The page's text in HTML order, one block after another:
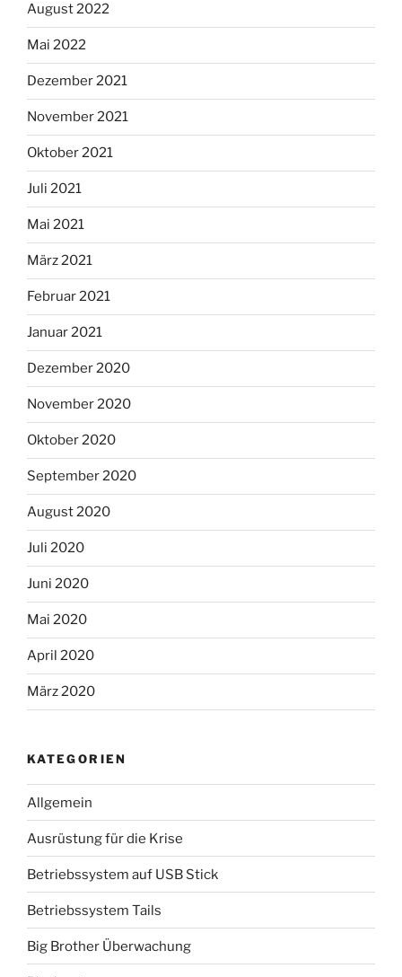
August 2022
Mai 2022
Dezember 2021
November 2021
Oktober 2021
Juli 2021
Mai 2021
März 2021
Februar 2021
Januar 2021
Dezember 2020
November 2020
Oktober 2020
September 2020
August 2020
Juli 2020
Juni 2020
Mai 2020
April 2020
März 2020
KATEGORIEN
Allgemein
Ausrüstung für die Krise
Betriebssystem auf USB Stick
Betriebssystem Tails
Big Brother Überwachung